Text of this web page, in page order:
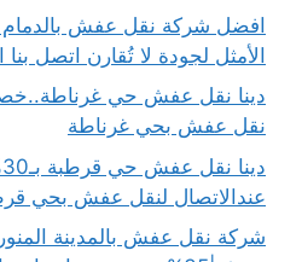
الأمثل لجودة لا تُقارن اتصل بنا
نقل عفش بحي غرناطة
عندالاتصال لنقل عفش بحي